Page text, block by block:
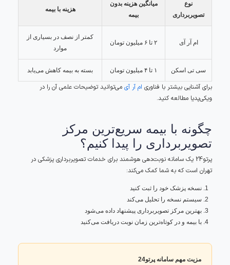
نوع
تصویربرداری
میانگین هزینه بدون
بیمه
هزینه با بیمه
ام آر آی ۲ تا ۶ میلیون تومان
کمتر از نصف در بسیاری از
موارد
سی تی اسکن ۱ تا ۴ میلیون تومان بسته به بیمه کاهش می‌یابد
برای آشنایی بیشتر با فناوری ام آر آی می‌توانید توضیحات علمی آن را در
ویکی‌پدیا مطالعه کنید.
چگونه با بیمه سریع‌ترین مرکز
تصویربرداری را پیدا کنیم؟
پرتو24 یک سامانه نوبت‌دهی هوشمند برای خدمات تصویربرداری پزشکی در
تهران است که به شما کمک می‌کند:
نسخه پزشک خود را ثبت کنید
سیستم نسخه را تحلیل می‌کند
بهترین مرکز تصویربرداری پیشنهاد داده می‌شود
با بیمه و در کوتاه‌ترین زمان نوبت دریافت می‌کنید
مزیت مهم سامانه پرتو24